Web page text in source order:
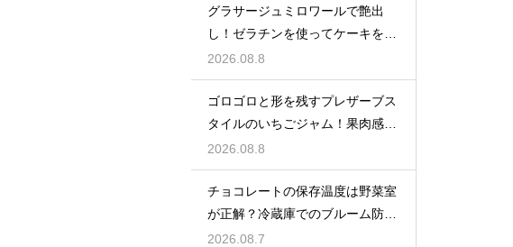
グラサージュミロワールで艶出
し！ゼラチンを使ってケーキを美
しく飾る
2026.08.8
ゴロゴロと形を残すプレザーブス
タイルのいちごジャム！果肉感を
たっぷり楽しむ美味しいレシピ
2026.08.8
チョコレートの保存温度は野菜室
が正解？冷蔵庫でのブルーム防止
策
2026.08.7